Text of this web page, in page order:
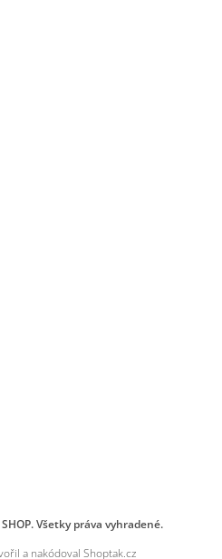
. Všetky práva vyhradené.
a nakódoval Shoptak.cz